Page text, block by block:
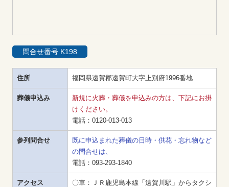
住所 福岡県遠賀郡遠賀町大字上別府1996番地
葬儀申込み
新規に火葬・葬儀を申込みの方は、下記にお掛
けください。
電話： 0120-013-013
参列問合せ
既に申込まれた葬儀の日時・供花・忘れ物など
の問合せは、
電話： 093-293-1840
アクセス
〇車：ＪＲ鹿児島本線「遠賀川駅」からタクシ
問合せ番号 K198